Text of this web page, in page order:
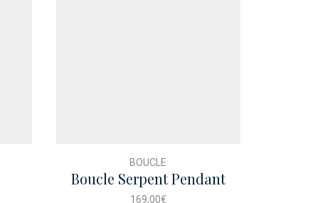
BOUCLE
Boucle Serpent Pendant
Baguette
169,00€